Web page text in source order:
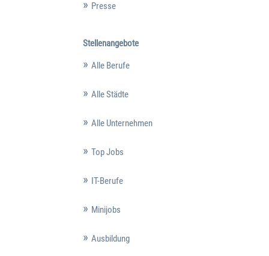
Presse
Stellenangebote
Alle Berufe
Alle Städte
Alle Unternehmen
Top Jobs
IT-Berufe
Minijobs
Ausbildung